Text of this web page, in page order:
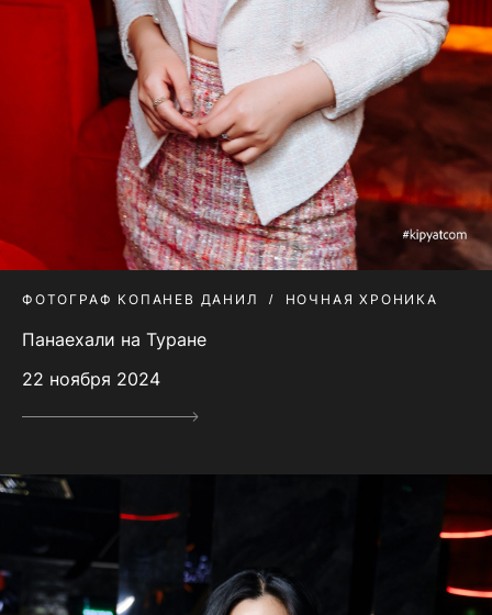
ФОТОГРАФ КОПАНЕВ ДАНИЛ НОЧНАЯ ХРОНИКА
Панаехали на Туране
22 ноября 2024